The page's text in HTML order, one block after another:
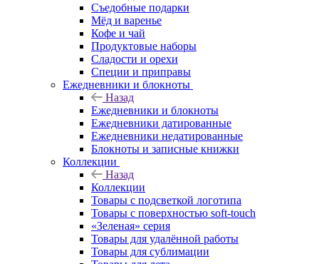
Съедобные подарки
Мёд и варенье
Кофе и чай
Продуктовые наборы
Сладости и орехи
Специи и приправы
Ежедневники и блокноты
Назад
Ежедневники и блокноты
Ежедневники датированные
Ежедневники недатированные
Блокноты и записные книжки
Коллекции
Назад
Коллекции
Товары с подсветкой логотипа
Товары с поверхностью soft-touch
«Зеленая» серия
Товары для удалённой работы
Товары для сублимации